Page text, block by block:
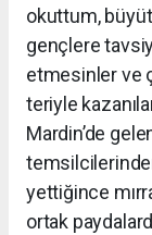
okuttum,
gençlere
etmesinler ve
teriyle
Mardin’de
yettiğince
ortak